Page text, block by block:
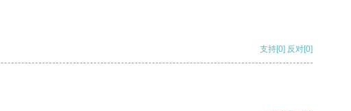
支持[0] 反对[0]